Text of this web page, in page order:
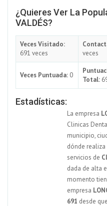
¿Quieres Ver La
VALDÉS?
Veces Visitado:
691 veces
veces
Veces Puntuada: 0
Total:
Estadísticas:
La empresa
Clinicas
municipio,
dónde
servicios de
dada de alta
momento
empresa
691 desde